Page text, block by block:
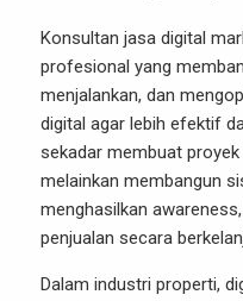
Konsultan jasa digital
profesional yang
menjalankan, dan
digital agar lebih efektif
sekadar membuat
melainkan membangun
menghasilkan
penjualan secara
Dalam industri properti,